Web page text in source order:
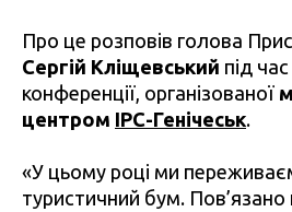
Про це розповів голова
Сергій Кліщевський під
конференції, організованої
центром IPC-Генічеськ.
«У цьому році ми
туристичний бум.